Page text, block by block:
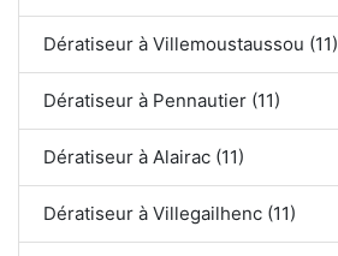
Dératiseur à Villemoustaussou (11)
Dératiseur à Pennautier (11)
Dératiseur à Alairac (11)
Dératiseur à Villegailhenc (11)